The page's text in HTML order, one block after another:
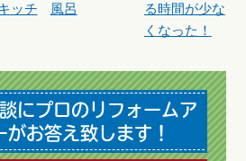
ッチ
風呂
る時間が少な
くなった！
にプロのリフォームア
がお答え致します！